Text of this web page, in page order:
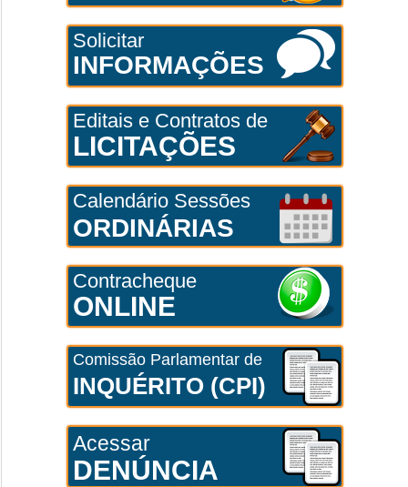
Solicitar
INFORMAÇÕES
Editais e Contratos de
LICITAÇÕES
Calendário Sessões
ORDINÁRIAS
Contracheque
ONLINE
Comissão Parlamentar de
INQUÉRITO (CPI)
Acessar
DENÚNCIA